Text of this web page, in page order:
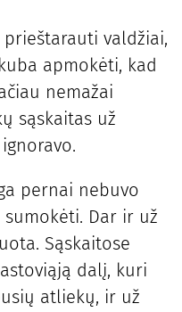
prieštarauti valdžiai,
apmokėti, kad
nemažai
sąskaitas už
pernai nebuvo
Dar ir už
Sąskaitose
dalį, kuri
atliekų, ir už